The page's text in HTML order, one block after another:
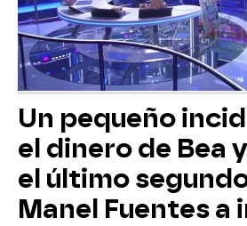
Un pequeño
el dinero de Bea
el último
Manel Fuentes a